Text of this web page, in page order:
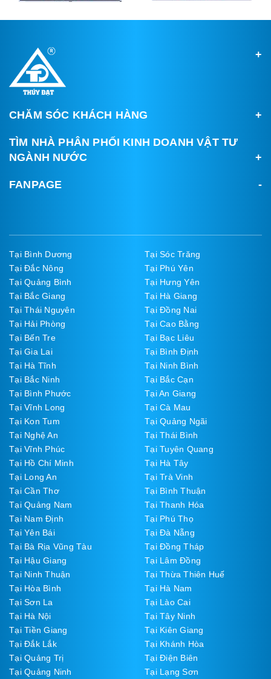
CHĂM SÓC KHÁCH HÀNG
TÌM NHÀ PHÂN PHỐI KINH DOANH VẬT TƯ
NGÀNH NƯỚC
FANPAGE
Tại Bình Dương
Tại Sóc Trăng
Tại Đắc Nông
Tại Phú Yên
Tại Quảng Bình
Tại Hưng Yên
Tại Bắc Giang
Tại Hà Giang
Tại Thái Nguyên
Tại Đồng Nai
Tại Hải Phòng
Tại Cao Bằng
Tại Bến Tre
Tại Bạc Liêu
Tại Gia Lai
Tại Bình Định
Tại Hà Tĩnh
Tại Ninh Bình
Tại Bắc Ninh
Tại Bắc Cạn
Tại Bình Phước
Tại An Giang
Tại Vĩnh Long
Tại Cà Mau
Tại Kon Tum
Tại Quảng Ngãi
Tại Nghệ An
Tại Thái Bình
Tại Vĩnh Phúc
Tại Tuyên Quang
Tại Hồ Chí Minh
Tại Hà Tây
Tại Long An
Tại Trà Vinh
Tại Cần Thơ
Tại Bình Thuận
Tại Quảng Nam
Tại Thanh Hóa
Tại Nam Định
Tại Phú Thọ
Tại Yên Bái
Tại Đà Nẵng
Tại Bà Rịa Vũng Tàu
Tại Đồng Tháp
Tại Hậu Giang
Tại Lâm Đồng
Tại Ninh Thuận
Tại Thừa Thiên Huế
Tại Hòa Bình
Tại Hà Nam
Tại Sơn La
Tại Lào Cai
Tại Hà Nội
Tại Tây Ninh
Tại Tiền Giang
Tại Kiên Giang
Tại Đắk Lắk
Tại Khánh Hòa
Tại Quảng Trị
Tại Điện Biên
Tại Quảng Ninh
Tại Lạng Sơn